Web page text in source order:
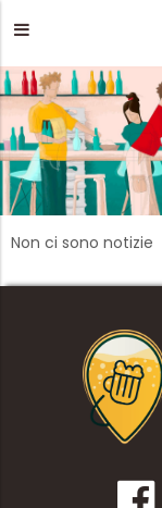
Non ci sono notizie